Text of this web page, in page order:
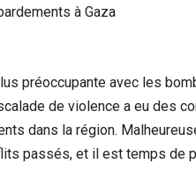
à Gaza
préoccupante avec les
de violence a eu des
dans la région.
passés, et il est temps de